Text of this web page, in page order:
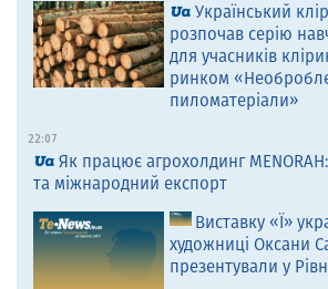
Український
розпочав серію
для учасників
ринком
пиломатеріали»
22:07
Як працює агрохолдинг
та міжнародний експорт
Виставку «Ї»
художниці Оксани
презентували у